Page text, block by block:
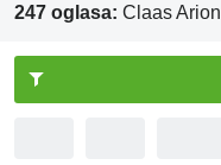
247 oglasa: Claas